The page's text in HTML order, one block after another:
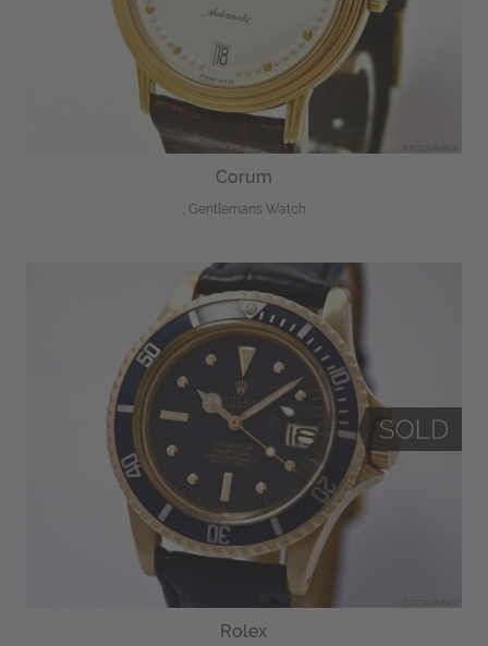
Corum
, Gentlemans Watch
Rolex